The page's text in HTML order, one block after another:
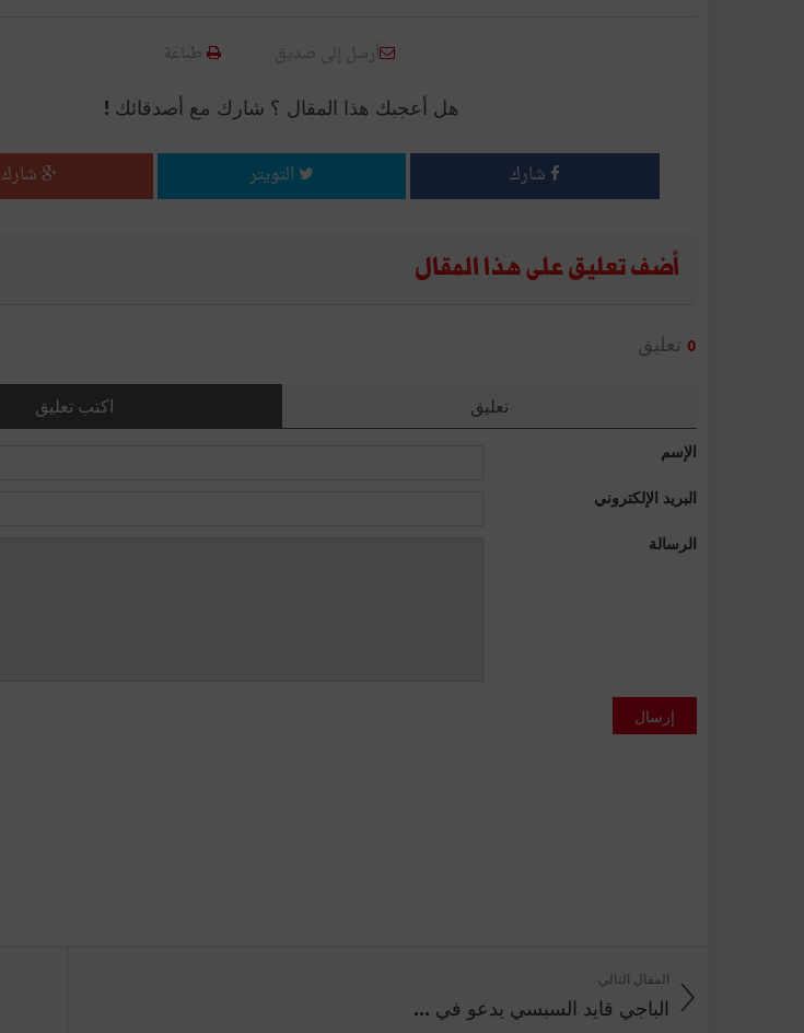
أرسل إلى صديق طباعة
هل أعجبك هذا المقال ؟ شارك مع أصدقائك !
شارك التويتر شارك
أضف تعليق على هذا المقال
0 تعليق
اكتب تعليق تعليق
الإسم
البريد الإلكتروني
الرسالة
إرسال
المقال التالي
الباجي قايد السبسي يدعو في ...